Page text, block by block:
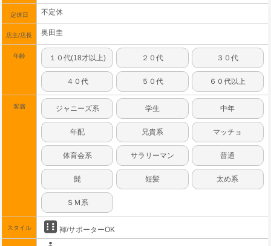
定休日 不定休
店主/店長 奥田圭
年齢 １０代(18才以上) ２０代 ３０代
４０代 ５０代 ６０代以上
客層 ジャニーズ系 学生 中年
年配 兄貴系 マッチョ
体育会系 サラリーマン 普通
髭 短髪 太め系
ＳＭ系
スタイル 褌/サポーターOK